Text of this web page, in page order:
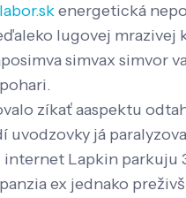
energetická
lugovej
simvax simvor
zíkať aaspektu
uvodzovky já
Lapkin parkuju
ex jednako